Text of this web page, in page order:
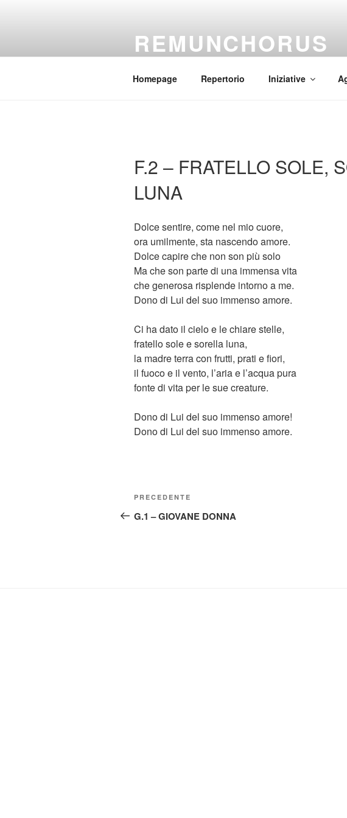
REMUNCHORUS
Homepage Repertorio Iniziative
F.2 – FRATELLO SOLE,
LUNA
Dolce sentire, come nel mio cuore,
ora umilmente, sta nascendo amore.
Dolce capire che non son più solo
Ma che son parte di una immensa vita
che generosa risplende intorno a me.
Dono di Lui del suo immenso amore.
Ci ha dato il cielo e le chiare stelle,
fratello sole e sorella luna,
la madre terra con frutti, prati e fiori,
il fuoco e il vento, l’aria e l’acqua pura
fonte di vita per le sue creature.
Dono di Lui del suo immenso amore!
Dono di Lui del suo immenso amore.
Navigazione
articoli
Articolo
precedente:
PRECEDENTE
G.1 – GIOVANE DONNA